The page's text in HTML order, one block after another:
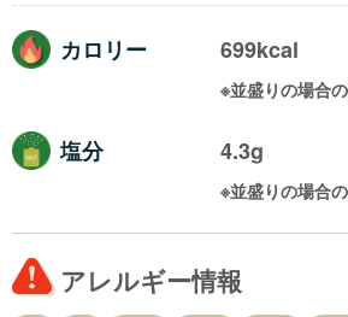
カロリー 699kcal
※並盛りの場合の
塩分 4.3g
※並盛りの場合の
アレルギー情報